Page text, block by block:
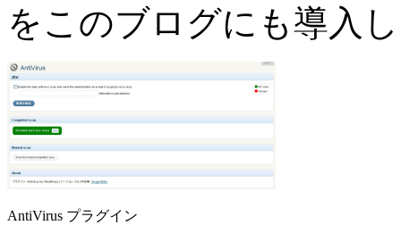
をこのブログにも導入
AntiVirus プラグイン